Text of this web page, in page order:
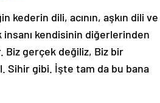
kederin dili, acının, aşkın dili ve
kendisinin diğerlerinden
Biz gerçek değiliz, Biz bir
Sihir gibi. İşte tam da bu bana